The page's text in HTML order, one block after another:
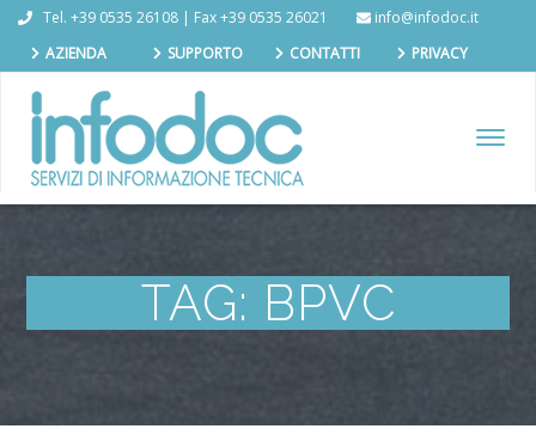
Tel. +39 0535 26108 | Fax +39 0535 26021
info@infodoc.it
AZIENDA
SUPPORTO CONTATTI PRIVACY
TAG: BPVC